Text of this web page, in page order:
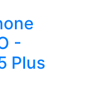
-
Plus